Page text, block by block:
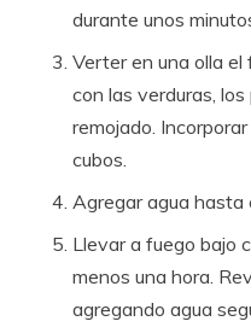
durante unos
Verter en una olla
con las verduras,
remojado.
cubos.
Agregar agua hasta
Llevar a fuego bajo
menos una hora.
agregando agua